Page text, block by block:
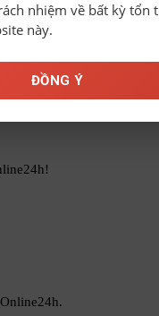
Email
nhiệm về bất kỳ tổn
này.
ĐỒNG Ý